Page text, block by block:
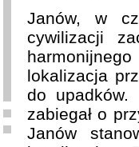
Janów, w
cywilizacji
lokalizacja
do upadków.
zabiegał o
Janów